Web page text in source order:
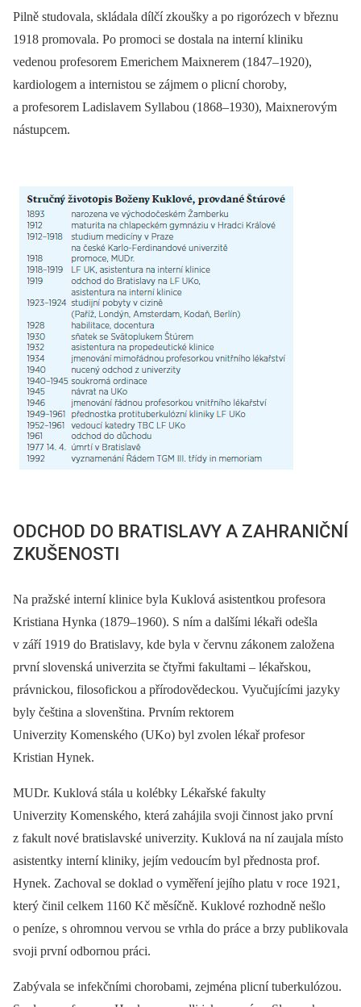
Pilně studovala, skládala dílčí zkoušky a po rigorózech v březnu
1918 promovala. Po promoci se dostala na interní kliniku
vedenou profesorem Emerichem Maixnerem (1847–1920),
kardiologem a internistou se zájmem o plicní choroby,
a profesorem Ladislavem Syllabou (1868–1930), Maixnerovým
nástupcem.
ODCHOD DO BRATISLAVY A ZAHRANIČNÍ
ZKUŠENOSTI
Na pražské interní klinice byla Kuklová asistentkou profesora
Kristiana Hynka (1879–1960). S ním a dalšími lékaři odešla
v září 1919 do Bratislavy, kde byla v červnu zákonem založena
první slovenská univerzita se čtyřmi fakultami –⁠ lékařskou,
právnickou, filosofickou a přírodovědeckou. Vyučujícími jazyky
byly čeština a slovenština. Prvním rektorem
Univerzity Komenského (UKo) byl zvolen lékař profesor
Kristian Hynek.
MUDr. Kuklová stála u kolébky Lékařské fakulty
Univerzity Komenského, která zahájila svoji činnost jako první
z fakult nové bratislavské univerzity. Kuklová na ní zaujala místo
asistentky interní kliniky, jejím vedoucím byl přednosta prof.
Hynek. Zachoval se doklad o vyměření jejího platu v roce 1921,
který činil celkem 1160 Kč měsíčně. Kuklové rozhodně nešlo
o peníze, s ohromnou vervou se vrhla do práce a brzy publikovala
svoji první odbornou práci.
Zabývala se infekčními chorobami, zejména plicní tuberkulózou.